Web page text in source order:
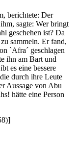
berichtete: Der
sagte: Wer bringt
geschehen ist? Da
sammeln. Er fand,
`Afra´ geschlagen
ihn am Bart und
es eine bessere
durch ihre Leute
Aussage von Abu
hätte eine Person